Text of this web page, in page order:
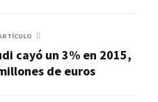
cayó un 3% en 2015,
de euros